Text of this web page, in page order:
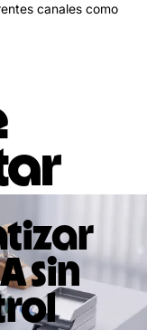
canales como
sin